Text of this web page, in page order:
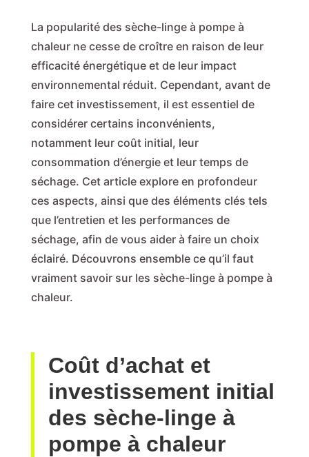
La popularité des sèche-linge à pompe à
chaleur ne cesse de croître en raison de leur
efficacité énergétique et de leur impact
environnemental réduit. Cependant, avant de
faire cet investissement, il est essentiel de
considérer certains inconvénients,
notamment leur coût initial, leur
consommation d’énergie et leur temps de
séchage. Cet article explore en profondeur
ces aspects, ainsi que des éléments clés tels
que l’entretien et les performances de
séchage, afin de vous aider à faire un choix
éclairé. Découvrons ensemble ce qu’il faut
vraiment savoir sur les sèche-linge à pompe à
chaleur.
Coût d’achat et
investissement initial
des sèche-linge à
pompe à chaleur